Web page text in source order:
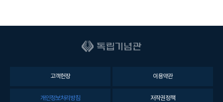
고객헌장 이용약관
개인정보처리방침 저작권정책